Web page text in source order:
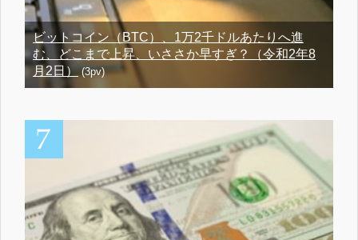
ビットコイン（BTC）、1万2千ドルあたりへ進
む、どこまで上昇、いささか早すぎ？（令和2年8
月2日）(3pv)